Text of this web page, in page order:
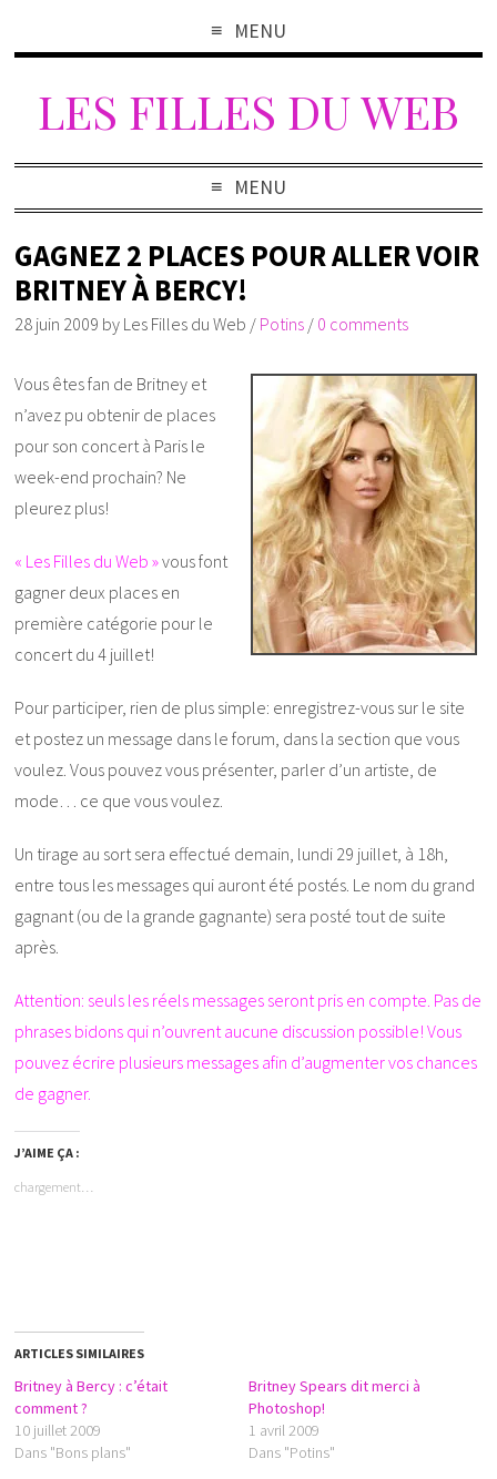
MENU
LES FILLES DU WEB
MENU
GAGNEZ 2 PLACES POUR ALLER VOIR
BRITNEY À BERCY!
28 juin 2009 by Les Filles du Web / Potins / 0 comments
Vous êtes fan de Britney et
n’avez pu obtenir de places
pour son concert à Paris le
week-end prochain? Ne
pleurez plus!
« Les Filles du Web »vous font
gagner deux places en
première catégorie pour le
concert du 4 juillet!
Pour participer, rien de plus simple: enregistrez-vous sur le site
et postez un message dans le forum, dans la section que vous
voulez. Vous pouvez vous présenter, parler d’un artiste, de
mode… ce que vous voulez.
Un tirage au sort sera effectué demain, lundi 29 juillet, à 18h,
entre tous les messages qui auront été postés. Le nom du grand
gagnant (ou de la grande gagnante) sera posté tout de suite
après.
Attention: seuls les réels messages seront pris en compte. Pas de
phrases bidons qui n’ouvrent aucune discussion possible! Vous
pouvez écrire plusieurs messages afin d’augmenter vos chances
de gagner.
J’AIME ÇA :
chargement…
ARTICLES SIMILAIRES
Britney à Bercy : c’était
comment ?
10 juillet 2009
Dans "Bons plans"
Britney Spears dit merci à
Photoshop!
1 avril 2009
Dans "Potins"